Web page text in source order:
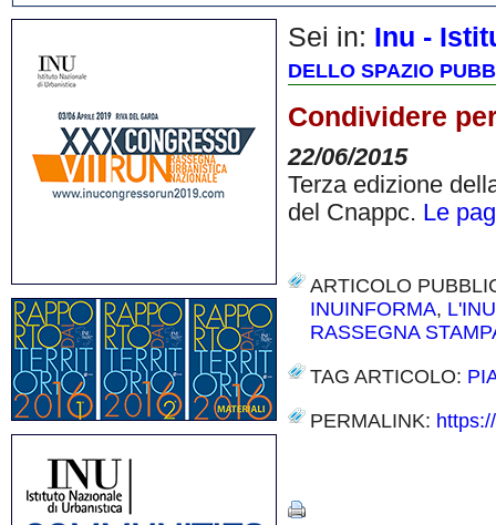
Sei in: Inu -
DELLO SPAZIO
Condividere
22/06/2015
Terza edizione
del Cnappc. Le
ARTICOLO
INUINFORMA,
RASSEGNA
TAG ARTICOLO:
PERMALINK: